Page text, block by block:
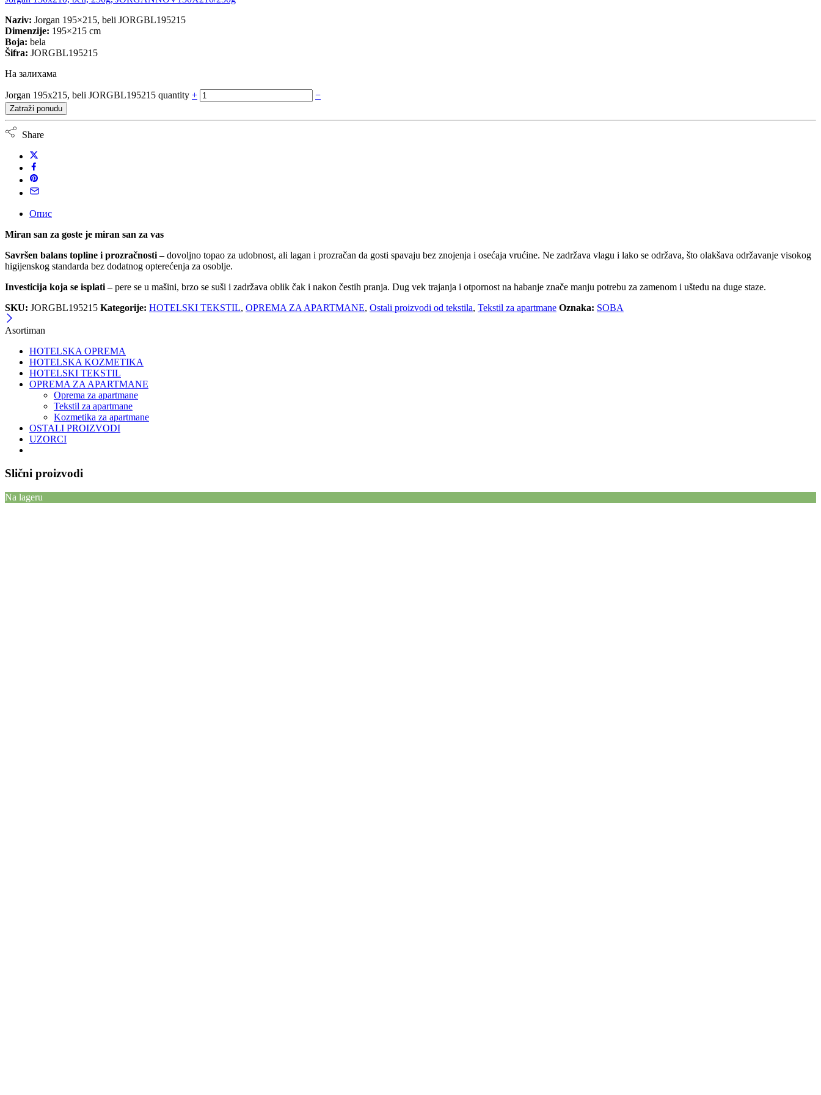
Naziv: Jorgan 195×215, beli JORGBL195215
Dimenzije: 195×215 cm
Boja: bela
Šifra: JORGBL195215
На залихама
Jorgan 195x215, beli JORGBL195215 quantity + −
Zatraži ponudu
Share
Опис
Miran san za goste je miran san za vas
Savršen balans topline i prozračnosti –dovoljno topao za udobnost, ali lagan i prozračan da gosti spavaju bez znojenja i osećaja vrućine. Ne zadržava vlagu i lako se održava, što olakšava održavanje visokog
higijenskog standarda bez dodatnog opterećenja za osoblje.
Investicija koja se isplati –pere se u mašini, brzo se suši i zadržava oblik čak i nakon čestih pranja. Dug vek trajanja i otpornost na habanje znače manju potrebu za zamenom i uštedu na duge staze.
SKU: JORGBL195215 Kategorije: HOTELSKI TEKSTIL, OPREMA ZA APARTMANE, Ostali proizvodi od tekstila, Tekstil za apartmane Oznaka: SOBA
Asortiman
HOTELSKA OPREMA
HOTELSKA KOZMETIKA
HOTELSKI TEKSTIL
OPREMA ZA APARTMANE
Oprema za apartmane
Tekstil za apartmane
Kozmetika za apartmane
OSTALI PROIZVODI
UZORCI
Slični proizvodi
Na lageru